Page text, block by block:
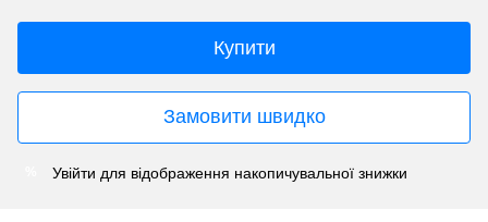
Купити
Замовити швидко
Увійти для відображення накопичувальної знижки